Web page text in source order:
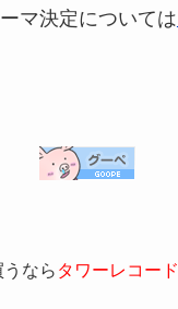
マ決定については
なら タワーレコード